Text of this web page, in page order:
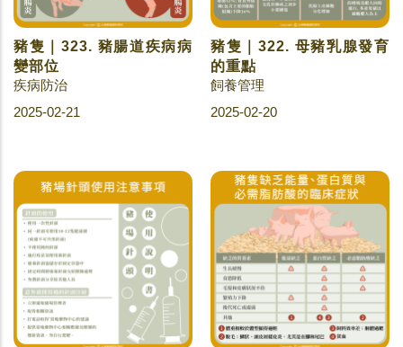
豬隻｜323. 豬腸道疾病病
變部位
疾病防治
2025-02-21
豬隻｜322. 母豬乳腺發育
的重點
飼養管理
2025-02-20